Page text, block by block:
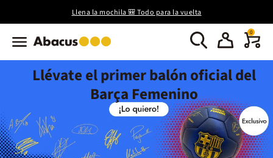
Llena la mochila 🎒 Todo para la vuelta
0
Llévate el primer balón oficial del
Barça Femenino